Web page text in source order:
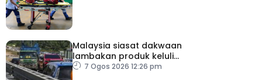
Malaysia siasat dakwaan
lambakan produk keluli
dari China, Taiwan dan
7 Ogos 2026 12:26 pm